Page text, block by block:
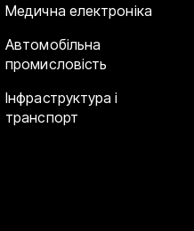
Медична електроніка
Автомобільна
промисловість
Інфраструктура і
транспорт